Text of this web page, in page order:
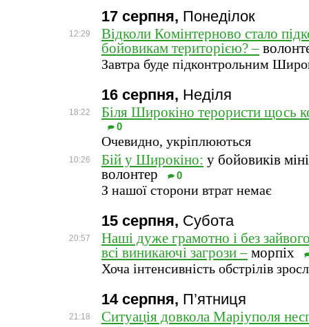
17 серпня, Понеділок
12:29
Відколи Комінтерново стало
бойовикам територією? –
Завтра буде підконтрольним
16 серпня, Неділя
18:22 Біля Широкіно терористи щось
0
Очевидно, укріплюються
10:26 Бій у Широкіно: у бойовиків
волонтер
0
З нашої сторони втрат немає
15 серпня, Субота
20:57
Наші дуже грамотно і без
всі виникаючі загрози – морпіх
Хоча інтенсивність обстрілів
14 серпня, П’ятниця
21:18 Ситуація довкола Маріуполя